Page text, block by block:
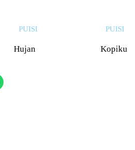
PUISI
Hujan
PUISI
Kopiku